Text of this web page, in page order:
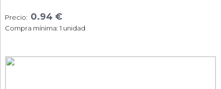
Precio: 0.94 €
Compra mínima: 1 unidad